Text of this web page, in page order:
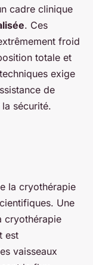
cadre clinique
. Ces
froid
totale et
exige
de
sécurité.
la cryothérapie
Une
cryothérapie
est
vaisseaux